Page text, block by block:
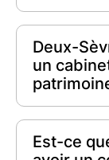
patrimoine
gestion de
particulier,
immobiliers.
Deux-
un
de gestion
fonction
Est-ce